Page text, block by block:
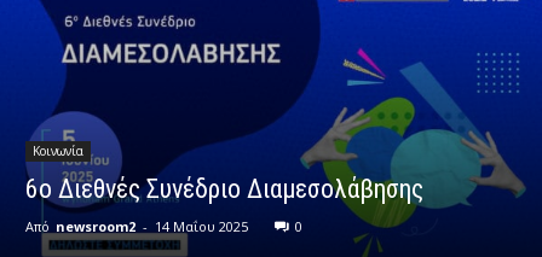
Κοινωνία
6ο Διεθνές Συνέδριο Διαμεσολάβησης
Από newsroom2 - 14 Μαΐου 2025 0